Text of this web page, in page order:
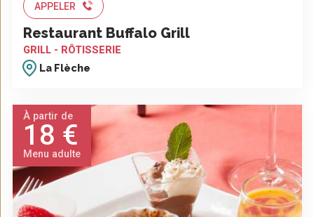
APPELER
Restaurant Buffalo Grill
GRILL - RÔTISSERIE
La Flèche
À partir de
18 €
Menu adulte